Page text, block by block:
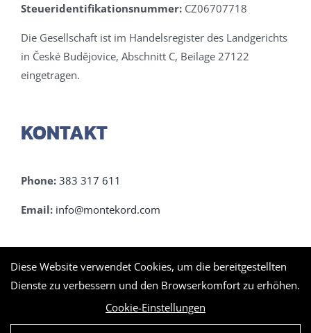
Steueridentifikationsnummer: CZ06707718
Die Gesellschaft ist im Handelsregister des Landgerichts
in České Budějovice, Abschnitt C, Beilage 27122
eingetragen.
KONTAKT
Phone: 383 317 611
Email: info@montekord.com
IN VERBINDUNG BLEIBEN
Diese Website verwendet Cookies, um die bereitgestellten
Dienste zu verbessern und den Browserkomfort zu erhöhen.
Cookie-Einstellungen